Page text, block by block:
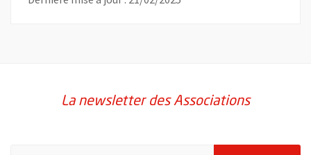
La newsletter des Associations